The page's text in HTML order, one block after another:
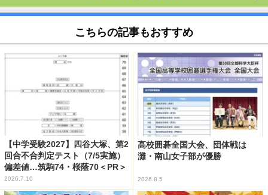
こちらの記事もおすすめ
【中学受験2027】四谷大塚、第2
回合不合判定テスト（7/5実施）
偏差値…筑駒74・桜蔭70＜PR＞
2026.7.10
高校囲碁全国大会、団体戦は
灘・南山女子部が優勝
2026.8.5